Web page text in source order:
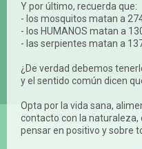
Y por último, recuerda que:
- los mosquitos matan a
- los HUMANOS matan a
- las serpientes matan a
¿De verdad debemos
y el sentido común dicen
Opta por la vida sana,
contacto con la naturaleza,
pensar en positivo y sobre